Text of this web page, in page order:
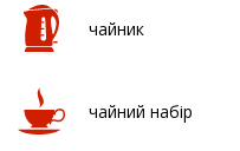
чайник
чайний набір